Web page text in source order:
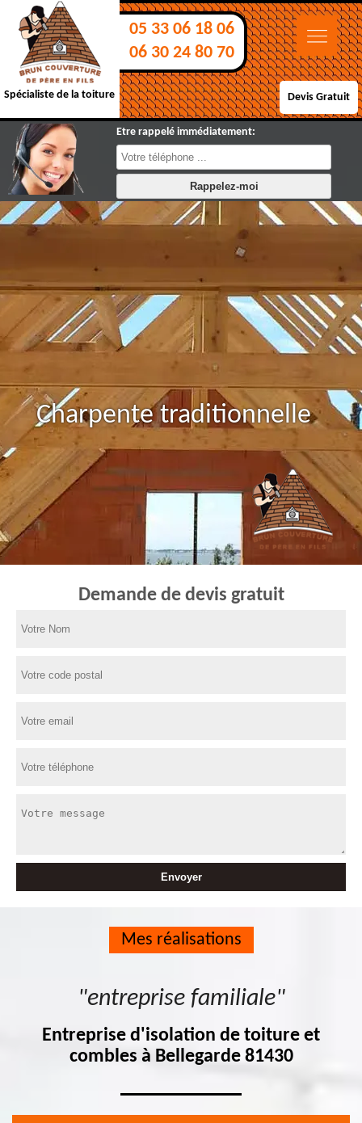
Spécialiste de la toiture
05 33 06 18 06
06 30 24 80 70
Devis Gratuit
Etre rappelé immédiatement:
Charpente traditionnelle
Demande de devis gratuit
Mes réalisations
"entreprise familiale"
Entreprise d'isolation de toiture et
combles à Bellegarde 81430